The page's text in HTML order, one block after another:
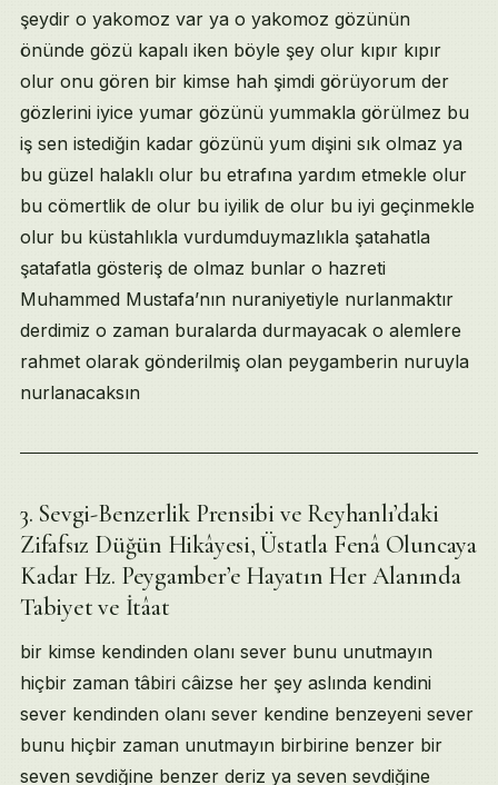
şeydir o yakomoz var ya o yakomoz gözünün
önünde gözü kapalı iken böyle şey olur kıpır kıpır
olur onu gören bir kimse hah şimdi görüyorum der
gözlerini iyice yumar gözünü yummakla görülmez bu
iş sen istediğin kadar gözünü yum dişini sık olmaz ya
bu güzel halaklı olur bu etrafına yardım etmekle olur
bu cömertlik de olur bu iyilik de olur bu iyi geçinmekle
olur bu küstahlıkla vurdumduymazlıkla şatahatla
şatafatla gösteriş de olmaz bunlar o hazreti
Muhammed Mustafa’nın nuraniyetiyle nurlanmaktır
derdimiz o zaman buralarda durmayacak o alemlere
rahmet olarak gönderilmiş olan peygamberin nuruyla
nurlanacaksın
3. Sevgi-Benzerlik Prensibi ve Reyhanlı’daki
Zifafsız Düğün Hikâyesi, Üstatla Fenâ Oluncaya
Kadar Hz. Peygamber’e Hayatın Her Alanında
Tabiyet ve İtâat
bir kimse kendinden olanı sever bunu unutmayın
hiçbir zaman tâbiri câizse her şey aslında kendini
sever kendinden olanı sever kendine benzeyeni sever
bunu hiçbir zaman unutmayın birbirine benzer bir
seven sevdiğine benzer deriz ya seven sevdiğine